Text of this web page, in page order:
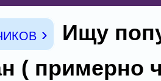
›
Ищу
( примерно